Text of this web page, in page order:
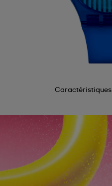
Caractéristiques